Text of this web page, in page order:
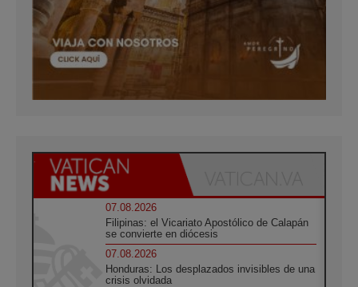
07.08.2026
Filipinas: el Vicariato Apostólico de Calapán
se convierte en diócesis
07.08.2026
Honduras: Los desplazados invisibles de una
crisis olvidada